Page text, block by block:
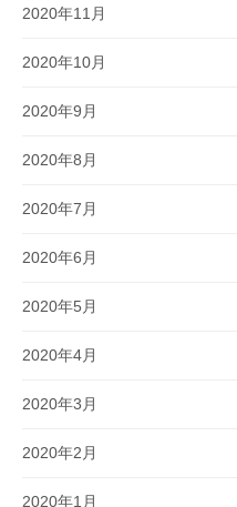
2020年11月
2020年10月
2020年9月
2020年8月
2020年7月
2020年6月
2020年5月
2020年4月
2020年3月
2020年2月
2020年1月